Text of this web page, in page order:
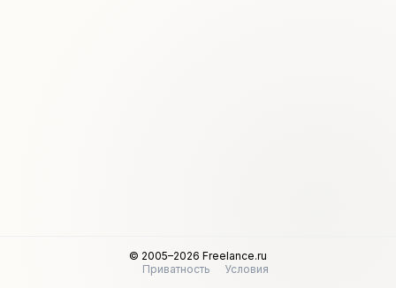
© 2005–2026 Freelance.ru
Приватность
Условия